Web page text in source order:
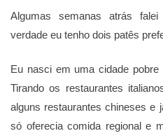
Algumas semanas atrás
verdade eu tenho dois patês
Eu nasci em uma cidade pobre
Tirando os restaurantes
alguns restaurantes chineses e
só oferecia comida regional e